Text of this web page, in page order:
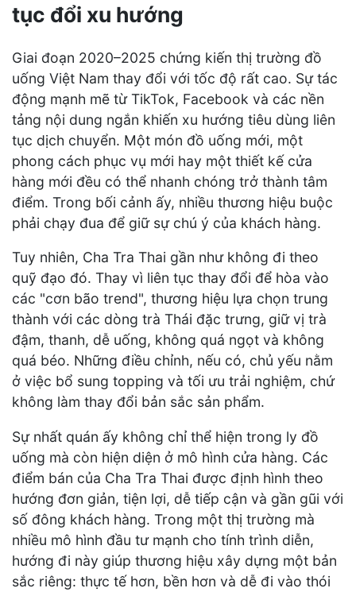
tục đổi xu hướng
Giai đoạn 2020–2025 chứng kiến thị trường đồ
uống Việt Nam thay đổi với tốc độ rất cao. Sự tác
động mạnh mẽ từ TikTok, Facebook và các nền
tảng nội dung ngắn khiến xu hướng tiêu dùng liên
tục dịch chuyển. Một món đồ uống mới, một
phong cách phục vụ mới hay một thiết kế cửa
hàng mới đều có thể nhanh chóng trở thành tâm
điểm. Trong bối cảnh ấy, nhiều thương hiệu buộc
phải chạy đua để giữ sự chú ý của khách hàng.
Tuy nhiên, Cha Tra Thai gần như không đi theo
quỹ đạo đó. Thay vì liên tục thay đổi để hòa vào
các "cơn bão trend", thương hiệu lựa chọn trung
thành với các dòng trà Thái đặc trưng, giữ vị trà
đậm, thanh, dễ uống, không quá ngọt và không
quá béo. Những điều chỉnh, nếu có, chủ yếu nằm
ở việc bổ sung topping và tối ưu trải nghiệm, chứ
không làm thay đổi bản sắc sản phẩm.
Sự nhất quán ấy không chỉ thể hiện trong ly đồ
uống mà còn hiện diện ở mô hình cửa hàng. Các
điểm bán của Cha Tra Thai được định hình theo
hướng đơn giản, tiện lợi, dễ tiếp cận và gần gũi với
số đông khách hàng. Trong một thị trường mà
nhiều mô hình đầu tư mạnh cho tính trình diễn,
hướng đi này giúp thương hiệu xây dựng một bản
sắc riêng: thực tế hơn, bền hơn và dễ đi vào thói